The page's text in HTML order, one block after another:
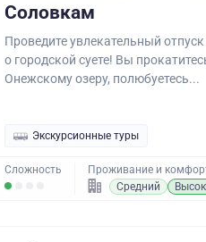
Соловкам
Проведите увлекательный
о городской суете! Вы
Онежскому озеру, полюбуетесь...
Экскурсионные туры
Сложность
Проживание и
Средний